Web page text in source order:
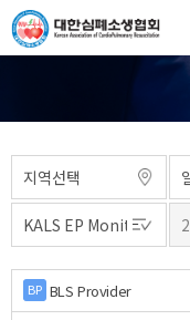
BP BLS Provider